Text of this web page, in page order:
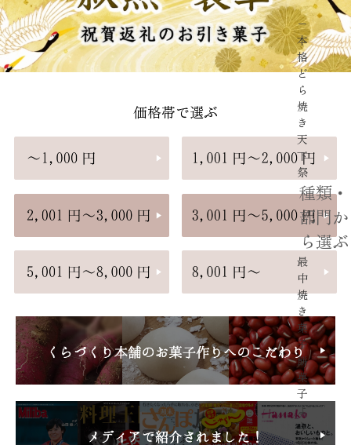
−
本
格
ど
ら
焼
き
天
下
祭
種類・
部門か
ら選ぶ
最
中
焼
き
菓
子
餅
菓
子
よ
う
価格帯で選ぶ